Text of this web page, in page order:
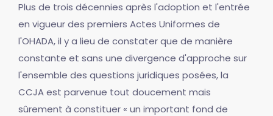
Plus de trois décennies après l'adoption et l'entrée
en vigueur des premiers Actes Uniformes de
l'OHADA, il y a lieu de constater que de manière
constante et sans une divergence d'approche sur
l'ensemble des questions juridiques posées, la
CCJA est parvenue tout doucement mais
sûrement à constituer « un important fond de